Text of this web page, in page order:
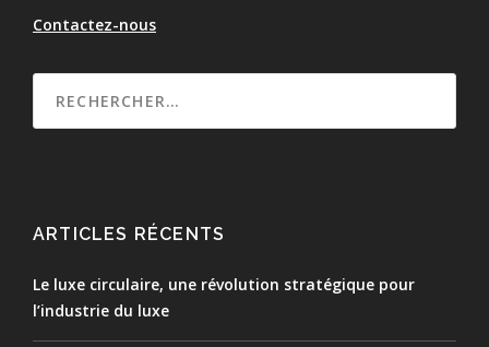
Contactez-nous
ARTICLES RÉCENTS
Le luxe circulaire, une révolution stratégique pour
l’industrie du luxe